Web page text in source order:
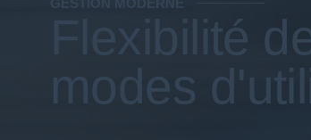
Flexibilité
modes